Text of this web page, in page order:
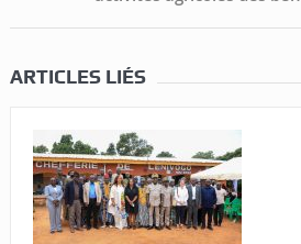
ARTICLES LIÉS